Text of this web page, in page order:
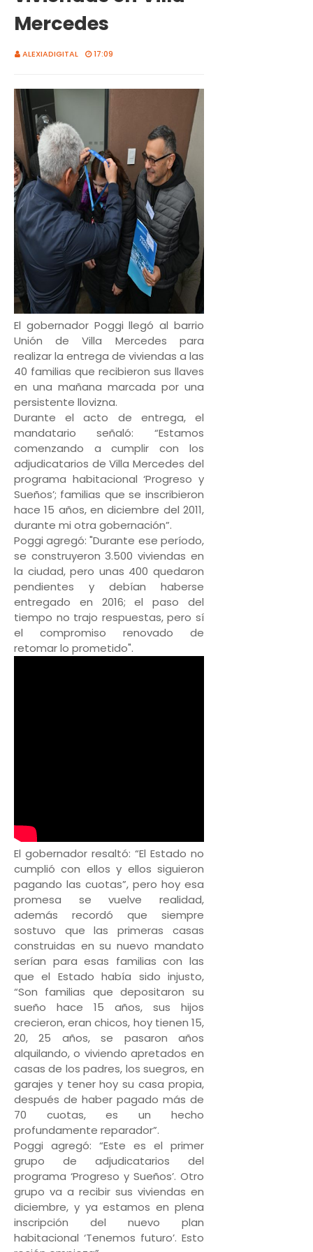
Mercedes
ALEXIADIGITAL 17:09
El gobernador Poggi llegó al barrio
Unión de Villa Mercedes para
realizar la entrega de viviendas a las
40 familias que recibieron sus llaves
en una mañana marcada por una
persistente llovizna.
Durante el acto de entrega, el
mandatario señaló: “Estamos
comenzando a cumplir con los
adjudicatarios de Villa Mercedes del
programa habitacional ‘Progreso y
Sueños’; familias que se inscribieron
hace 15 años, en diciembre del 2011,
durante mi otra gobernación”.
Poggi agregó: "Durante ese período,
se construyeron 3.500 viviendas en
la ciudad, pero unas 400 quedaron
pendientes y debían haberse
entregado en 2016; el paso del
tiempo no trajo respuestas, pero sí
el compromiso renovado de
retomar lo prometido".
El gobernador resaltó: “El Estado no
cumplió con ellos y ellos siguieron
pagando las cuotas”, pero hoy esa
promesa se vuelve realidad,
además recordó que siempre
sostuvo que las primeras casas
construidas en su nuevo mandato
serían para esas familias con las
que el Estado había sido injusto,
“Son familias que depositaron su
sueño hace 15 años, sus hijos
crecieron, eran chicos, hoy tienen 15,
20, 25 años, se pasaron años
alquilando, o viviendo apretados en
casas de los padres, los suegros, en
garajes y tener hoy su casa propia,
después de haber pagado más de
70 cuotas, es un hecho
profundamente reparador”.
Poggi agregó: “Este es el primer
grupo de adjudicatarios del
programa ‘Progreso y Sueños’. Otro
grupo va a recibir sus viviendas en
diciembre, y ya estamos en plena
inscripción del nuevo plan
habitacional ‘Tenemos futuro’. Esto